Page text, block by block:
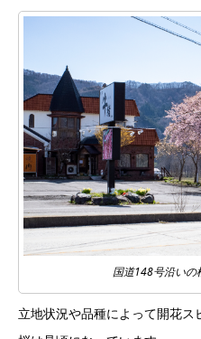
国道148号沿いの
立地状況や品種によって開花